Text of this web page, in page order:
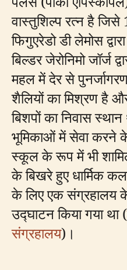
वास्तुशिल्प रत्न है
फिगुएरेडो डी लेमोस
बिल्डर जेरोनिमो जॉर्ज
महल में देर से
शैलियों का मिश्रण है
बिशपों का निवास
भूमिकाओं में सेवा करने
स्कूल के रूप में भी
के बिखरे हुए धार्मिक
के लिए एक संग्रहालय
उद्घाटन किया गया था (
संग्रहालय)।